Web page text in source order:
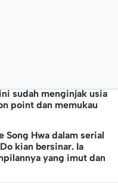
sudah menginjak usia
point dan memukau
Song Hwa dalam serial
kian bersinar. Ia
yang imut dan